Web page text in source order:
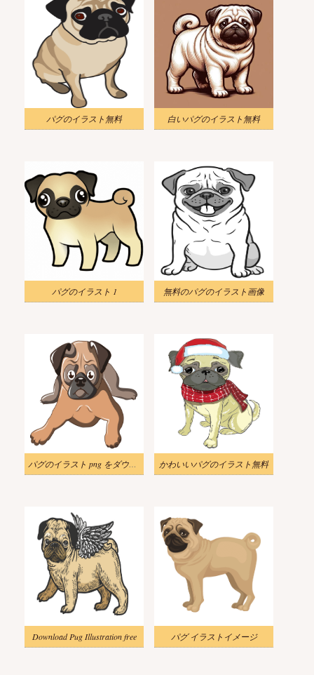
パグのイラスト無料 白いパグのイラスト無料
パグのイラスト 1 無料のパグのイラスト画像
パグのイラスト png をダウンロード かわいいパグのイラスト無料
Download Pug Illustration free パグ イラストイメージ